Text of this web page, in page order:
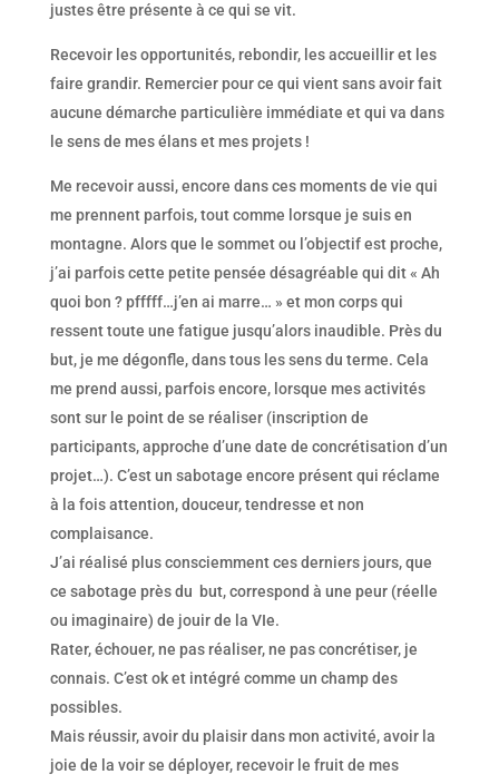
justes être présente à ce qui se vit.
Recevoir les opportunités, rebondir, les accueillir et les
faire grandir. Remercier pour ce qui vient sans avoir fait
aucune démarche particulière immédiate et qui va dans
le sens de mes élans et mes projets !
Me recevoir aussi, encore dans ces moments de vie qui
me prennent parfois, tout comme lorsque je suis en
montagne. Alors que le sommet ou l’objectif est proche,
j’ai parfois cette petite pensée désagréable qui dit « Ah
quoi bon ? pfffff…j’en ai marre… » et mon corps qui
ressent toute une fatigue jusqu’alors inaudible. Près du
but, je me dégonfle, dans tous les sens du terme. Cela
me prend aussi, parfois encore, lorsque mes activités
sont sur le point de se réaliser (inscription de
participants, approche d’une date de concrétisation d’un
projet…). C’est un sabotage encore présent qui réclame
à la fois attention, douceur, tendresse et non
complaisance.
J’ai réalisé plus consciemment ces derniers jours, que
ce sabotage près du but, correspond à une peur (réelle
ou imaginaire) de jouir de la VIe.
Rater, échouer, ne pas réaliser, ne pas concrétiser, je
connais. C’est ok et intégré comme un champ des
possibles.
Mais réussir, avoir du plaisir dans mon activité, avoir la
joie de la voir se déployer, recevoir le fruit de mes